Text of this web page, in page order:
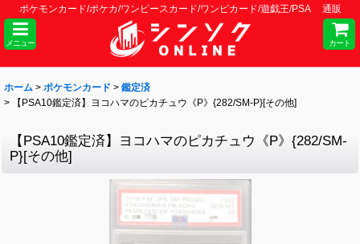
ポケモンカード/ポケカ/ワンピースカード/ワンピカード/遊戯王/PSA 通販
メニュー カート
ホーム > ポケモンカード > 鑑定済
>
【PSA10鑑定済】ヨコハマのピカチュウ《P》{282/SM-P}[その他]
【PSA10鑑定済】ヨコハマのピカチュウ《P》{282/SM-
P}[その他]